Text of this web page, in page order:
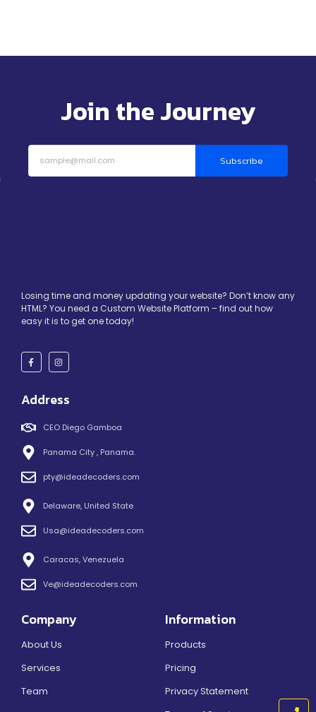
Join the Journey
Subscribe
Losing time and money updating your website? Don’t know any
HTML? You need a Custom Website Platform – find out how
easy it is to get one today!
Address
CEO Diego Gamboa
Panama City , Panama.
pty@ideadecoders.com
Delaware, United State
Usa@ideadecoders.com
Caracas, Venezuela
Ve@ideadecoders.com
Company
About Us
Services
Team
Information
Products
Pricing
Privacy Statement